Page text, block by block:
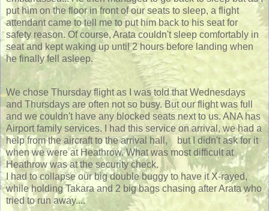
put him on the floor in front of our seats to sleep, a flight
attendant came to tell me to put him back to his seat for
safety reason. Of course, Arata couldn't sleep comfortably in
seat and kept waking up until 2 hours before landing when
he finally fell asleep.
We chose Thursday flight as I was told that Wednesdays
and Thursdays are often not so busy. But our flight was full
and we couldn't have any blocked seats next to us. ANA has
Airport family services. I had this service on arrival, we had a
help from the aircraft to the arrival hall, but I didn't ask for it
when we were at Heathrow. What was most difficult at
Heathrow was at the security check.
I had to collapse our big double buggy to have it X-rayed,
while holding Takara and 2 big bags chasing after Arata who
tried to run away....